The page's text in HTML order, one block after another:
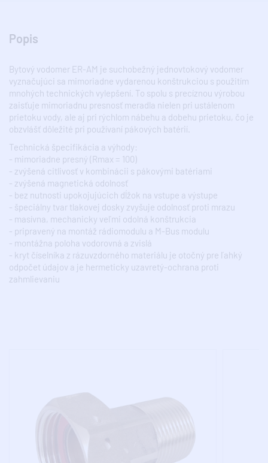
Popis
Bytový vodomer ER-AM je suchobežný jednovtokový vodomer
vyznačujúci sa mimoriadne vydarenou konštrukciou s použitím
mnohých technických vylepšení. To spolu s precíznou výrobou
zaisťuje mimoriadnu presnosť meradla nielen pri ustálenom
prietoku vody, ale aj pri rýchlom nábehu a dobehu prietoku, čo je
obzvlášť dôležité pri používaní pákových batérií.
Technická špecifikácia a výhody:
- mimoriadne presný (Rmax = 100)
- zvýšená citlivosť v kombinácii s pákovými batériami
- zvýšená magnetická odolnosť
- bez nutnosti upokojujúcich dĺžok na vstupe a výstupe
- špeciálny tvar tlakovej dosky zvyšuje odolnosť proti mrazu
- masívna, mechanicky veľmi odolná konštrukcia
- pripravený na montáž rádiomodulu a M-Bus modulu
- montážna poloha vodorovná a zvislá
- kryt číselníka z rázuvzdorného materiálu je otočný pre ľahký
odpočet údajov a je hermeticky uzavretý-ochrana proti
zahmlievaniu